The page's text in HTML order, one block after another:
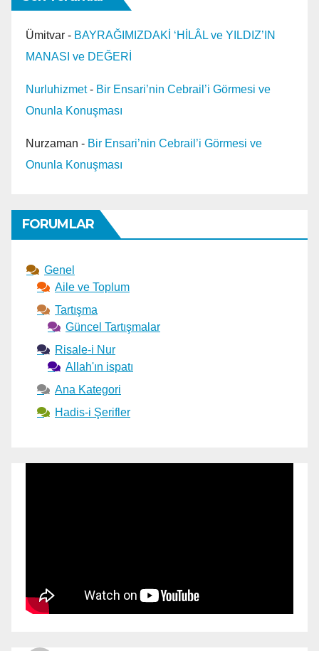
Ümitvar - BAYRAĞIMIZDAKİ ‘HİLÂL ve YILDIZ’IN
MANASI ve DEĞERİ
Nurluhizmet- Bir Ensari’nin Cebrail’i Görmesi ve
Onunla Konuşması
Nurzaman - Bir Ensari’nin Cebrail’i Görmesi ve
Onunla Konuşması
FORUMLAR
Genel
Aile ve Toplum
Tartışma
Güncel Tartışmalar
Risale-i Nur
Allah'ın ispatı
Ana Kategori
Hadis-i Şerifler